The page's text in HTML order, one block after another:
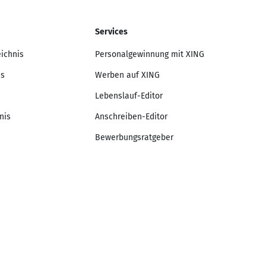
Services
Personalgewinnung mit XING
Werben auf XING
Lebenslauf-Editor
Anschreiben-Editor
Bewerbungsratgeber